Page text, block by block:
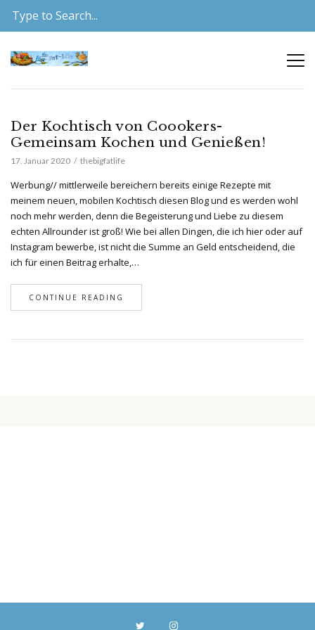
Der Kochtisch von Coookers-
Gemeinsam Kochen und Genießen!
17. Januar 2020 thebigfatlife
Werbung// mittlerweile bereichern bereits einige Rezepte mit
meinem neuen, mobilen Kochtisch diesen Blog und es werden wohl
noch mehr werden, denn die Begeisterung und Liebe zu diesem
echten Allrounder ist groß! Wie bei allen Dingen, die ich hier oder auf
Instagram bewerbe, ist nicht die Summe an Geld entscheidend, die
ich für einen Beitrag erhalte,…
CONTINUE READING